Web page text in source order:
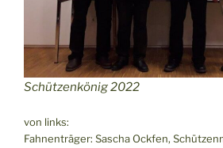
Schützenkönig 2022
von links:
Fahnenträger: Sascha Ockfen,